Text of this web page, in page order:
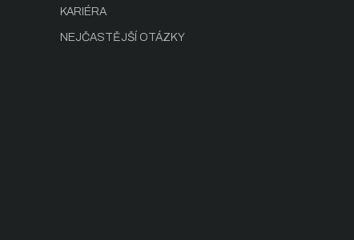
KARIÉRA
NEJČASTĚJŠÍ OTÁZKY